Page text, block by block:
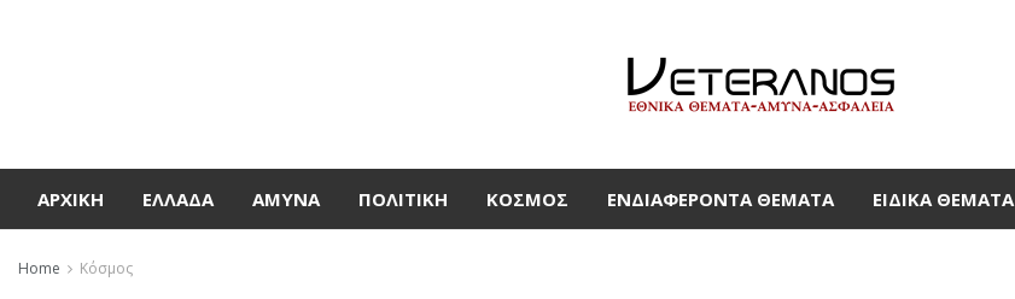
ΑΡΧΙΚΉ ΕΛΛΆΔΑ ΆΜΥΝΑ ΠΟΛΙΤΙΚΉ ΚΌΣΜΟΣ ΕΝΔΙΑΦΈΡΟΝΤΑ ΘΈΜΑΤΑ ΕΙΔΙΚΆ ΘΈΜΑΤΑ
Home Κόσμος